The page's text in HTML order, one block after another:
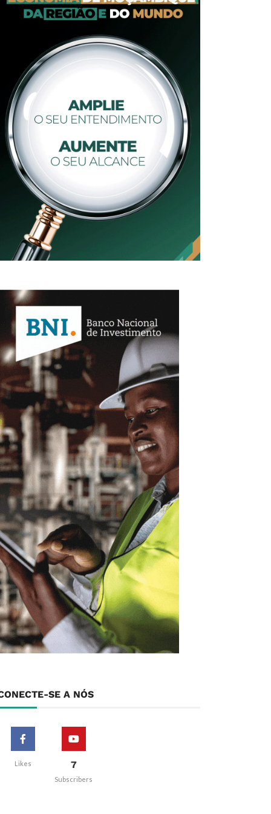
SE A NÓS
Likes 7
Subscribers